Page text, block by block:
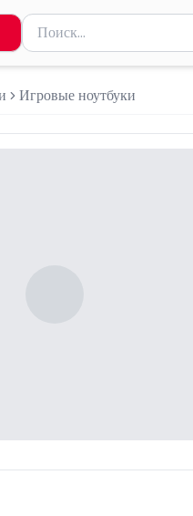
Поиск товаров
Введите минимум 2
Игровые ноутбуки